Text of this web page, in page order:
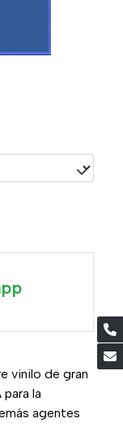
vinilo de gran
la
agentes